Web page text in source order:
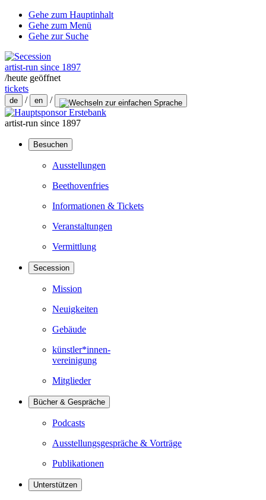
Gehe zum Hauptinhalt
Gehe zum Menü
Gehe zur Suche
artist-run since 1897
/heute geöffnet
tickets
de / en /
artist-run since 1897
Besuchen
Ausstellungen
Beethovenfries
Informationen & Tickets
Veranstaltungen
Vermittlung
Secession
Mission
Neuigkeiten
Gebäude
künstler*innen-
vereinigung
Mitglieder
Bücher & Gespräche
Podcasts
Ausstellungsgespräche & Vorträge
Publikationen
Unterstützen